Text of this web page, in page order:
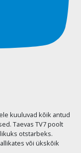
kuuluvad kõik antud
Taevas TV7 poolt
otstarbeks.
või ükskõik